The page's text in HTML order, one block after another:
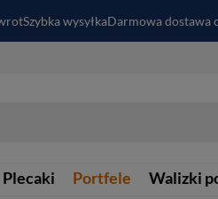
Szybka wysyłkaDarmowa dostawa
Plecaki Portfele Walizki